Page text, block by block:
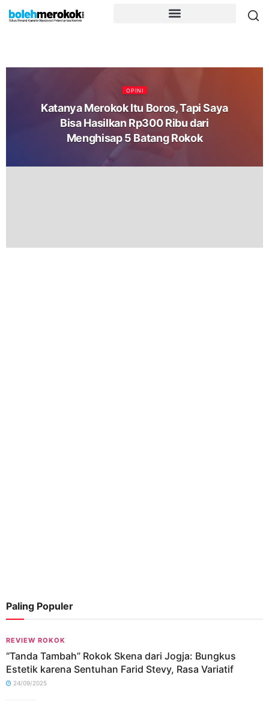
OPINI
Katanya Merokok Itu Boros, Tapi Saya
Bisa Hasilkan Rp300 Ribu dari
Menghisap 5 Batang Rokok
Paling Populer
REVIEW ROKOK
“Tanda Tambah” Rokok Skena dari Jogja: Bungkus
Estetik karena Sentuhan Farid Stevy, Rasa Variatif
24/09/2025